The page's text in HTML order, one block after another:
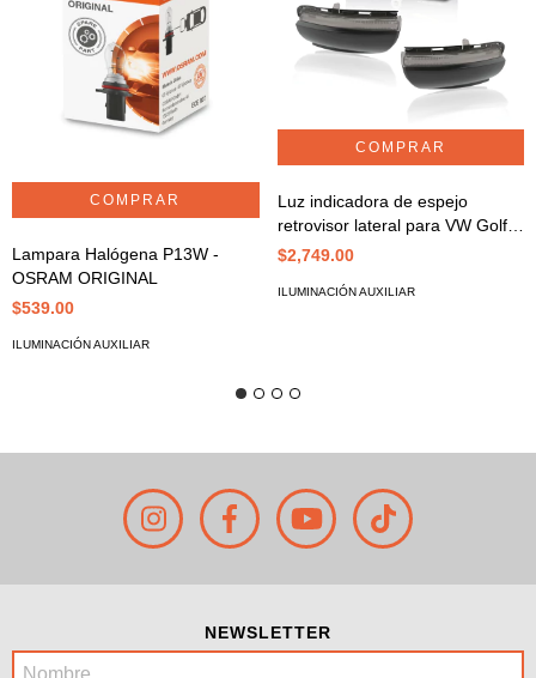
Lampara Halógena P13W -
OSRAM ORIGINAL
$539.00
ILUMINACIÓN AUXILIAR
Luz indicadora de espejo
retrovisor lateral para VW Golf 6
DMI - Negro - DMI
$2,749.00
ILUMINACIÓN AUXILIAR
NEWSLETTER